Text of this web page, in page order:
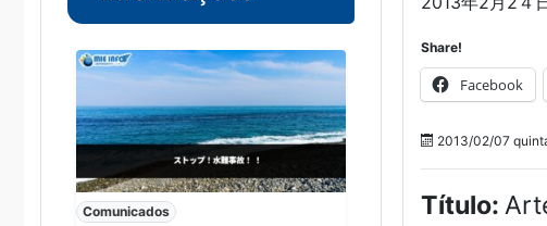
Comunicados
Share!
Facebook
2013/02/07
Título: